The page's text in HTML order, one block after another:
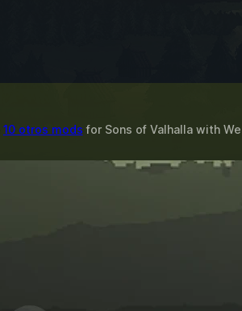
10 otros mods for Sons of Valhallawith